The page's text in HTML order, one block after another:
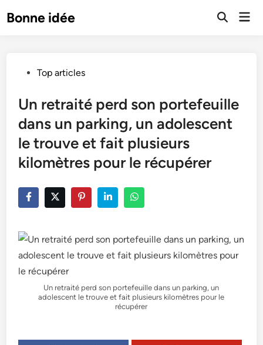
toBonne idée
Open
PostedTop articles
Un retraité perd son portefeuille
dans un parking, un adolescent
le trouve et fait plusieurs
kilomètres pour le récupérer
Un retraité perd son portefeuille dans un parking, un
adolescent le trouve et fait plusieurs kilomètres pour le
récupérer